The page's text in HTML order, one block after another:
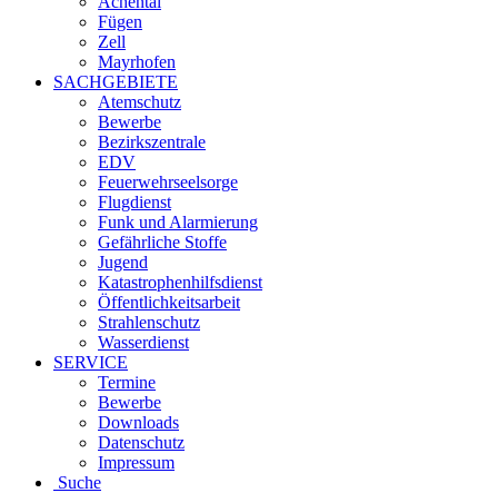
Fügen
Zell
Mayrhofen
SACHGEBIETE
Atemschutz
Bewerbe
Bezirkszentrale
EDV
Feuerwehrseelsorge
Flugdienst
Funk und Alarmierung
Gefährliche Stoffe
Jugend
Katastrophenhilfsdienst
Öffentlichkeitsarbeit
Strahlenschutz
Wasserdienst
SERVICE
Termine
Bewerbe
Downloads
Datenschutz
Impressum
Suche